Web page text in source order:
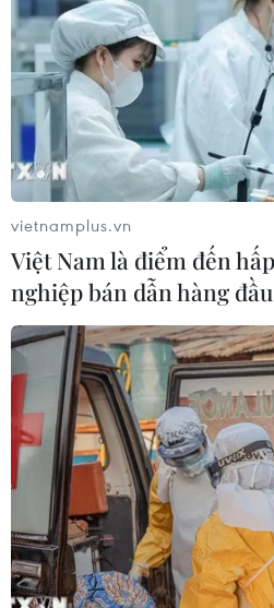
vietnamplus.vn
Việt Nam là điểm đến
nghiệp bán dẫn hàng